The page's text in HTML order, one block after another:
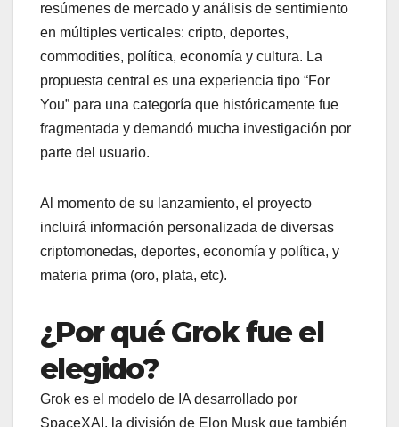
resúmenes de mercado y análisis de sentimiento
en múltiples verticales: cripto, deportes,
commodities, política, economía y cultura. La
propuesta central es una experiencia tipo “For
You” para una categoría que históricamente fue
fragmentada y demandó mucha investigación por
parte del usuario.
Al momento de su lanzamiento, el proyecto
incluirá información personalizada de diversas
criptomonedas, deportes, economía y política, y
materia prima (oro, plata, etc).
¿Por qué Grok fue el
elegido?
Grok es el modelo de IA desarrollado por
SpaceXAI, la división de Elon Musk que también